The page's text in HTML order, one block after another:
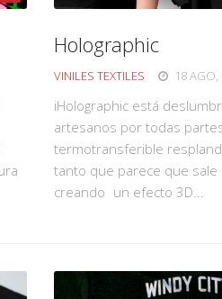
Holographic
VINILES TEXTILES 18 AGO,
iHolographic está
artesanos por todas
termotransferible
tanto que parece que sale
creando un efecto 3D...